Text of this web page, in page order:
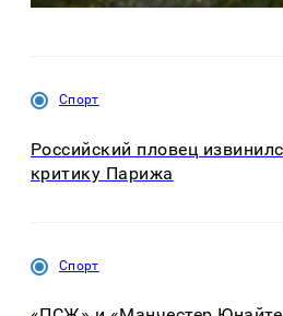
Спорт
Российский пловец
критику Парижа
Спорт